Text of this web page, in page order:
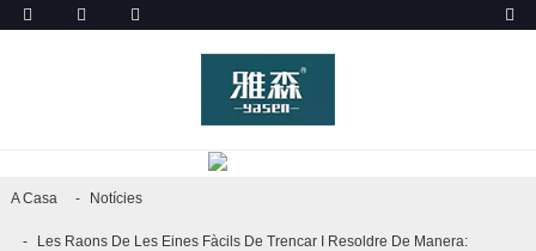
A Casa Notícies
Les Raons De Les Eines Fàcils De Trencar I Resoldre De Manera: